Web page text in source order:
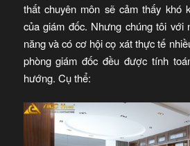
thất chuyên môn sẽ cảm thấy khó
của giám đốc. Nhưng chúng tôi với
năng và có cơ hội cọ xát thực tế
phòng giám đốc đều được tính
hướng. Cụ thể: